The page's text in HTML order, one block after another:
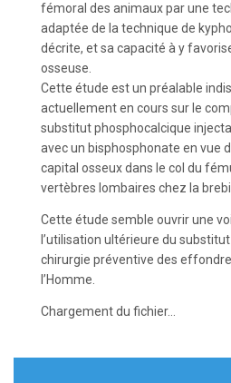
fémoral des animaux par une
adaptée de la technique de
décrite, et sa capacité à y
osseuse.
Cette étude est un préalable
actuellement en cours sur le
substitut phosphocalcique
avec un bisphosphonate en vue
capital osseux dans le col du
vertèbres lombaires chez la
Cette étude semble ouvrir une
l’utilisation ultérieure du
chirurgie préventive des
l’Homme.
Chargement du fichier...